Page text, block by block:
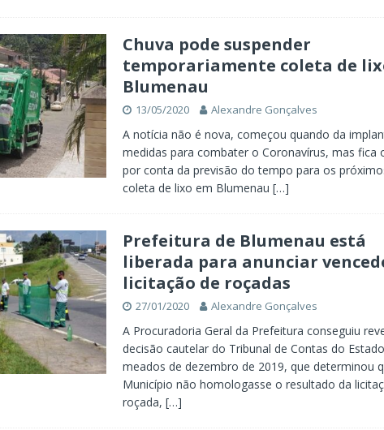
Chuva pode suspender
temporariamente coleta de
Blumenau
13/05/2020 Alexandre Gonçalves
A notícia não é nova, começou quando da
medidas para combater o Coronavírus, mas fica
por conta da previsão do tempo para os
coleta de lixo em Blumenau […]
Prefeitura de Blumenau está
liberada para anunciar
licitação de roçadas
27/01/2020 Alexandre Gonçalves
A Procuradoria Geral da Prefeitura conseguiu
decisão cautelar do Tribunal de Contas do
meados de dezembro de 2019, que determinou
Município não homologasse o resultado da
roçada, […]